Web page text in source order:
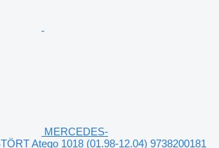
MERCEDES-
Atego 1018 (01.98-12.04) 9738200181